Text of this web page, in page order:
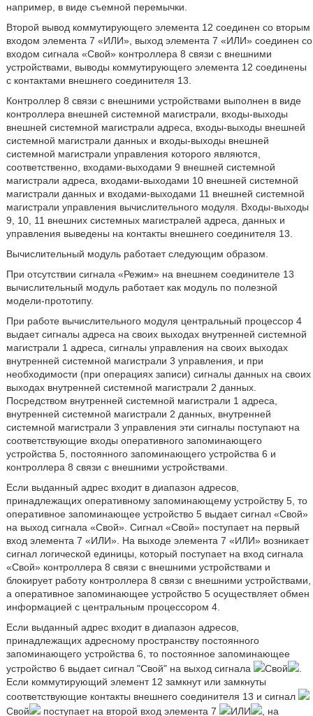
например, в виде съемной перемычки.
Второй вывод коммутирующего элемента 12 соединен со вторым
входом элемента 7 «ИЛИ», выход элемента 7 «ИЛИ» соединен со
входом сигнала «Свой» контроллера 8 связи с внешними
устройствами, выводы коммутирующего элемента 12 соединены
с контактами внешнего соединителя 13.
Контроллер 8 связи с внешними устройствами выполнен в виде
контроллера внешней системной магистрали, входы-выходы
внешней системной магистрали адреса, входы-выходы внешней
системной магистрали данных и входы-выходы внешней
системной магистрали управления которого являются,
соответственно, входами-выходами 9 внешней системной
магистрали адреса, входами-выходами 10 внешней системной
магистрали данных и входами-выходами 11 внешней системной
магистрали управления вычислительного модуля. Входы-выходы
9, 10, 11 внешних системных магистралей адреса, данных и
управления выведены на контакты внешнего соединителя 13.
Вычислительный модуль работает следующим образом.
При отсутствии сигнала «Режим» на внешнем соединителе 13
вычислительный модуль работает как модуль по полезной
модели-прототипу.
При работе вычислительного модуля центральный процессор 4
выдает сигналы адреса на своих выходах внутренней системной
магистрали 1 адреса, сигналы управления на своих выходах
внутренней системной магистрали 3 управления, и при
необходимости (при операциях записи) сигналы данных на своих
выходах внутренней системной магистрали 2 данных.
Посредством внутренней системной магистрали 1 адреса,
внутренней системной магистрали 2 данных, внутренней
системной магистрали 3 управления эти сигналы поступают на
соответствующие входы оперативного запоминающего
устройства 5, постоянного запоминающего устройства 6 и
контроллера 8 связи с внешними устройствами.
Если выданный адрес входит в диапазон адресов,
принадлежащих оперативному запоминающему устройству 5, то
оперативное запоминающее устройство 5 выдает сигнал «Свой»
на выход сигнала «Свой». Сигнал «Свой» поступает на первый
вход элемента 7 «ИЛИ». На выходе элемента 7 «ИЛИ» возникает
сигнал логической единицы, который поступает на вход сигнала
«Свой» контроллера 8 связи с внешними устройствами и
блокирует работу контроллера 8 связи с внешними устройствами,
а оперативное запоминающее устройство 5 осуществляет обмен
информацией с центральным процессором 4.
Если выданный адрес входит в диапазон адресов,
принадлежащих адресному пространству постоянного
запоминающего устройства 6, то постоянное запоминающее
устройство 6 выдает сигнал "Свой" на выход сигнала
Свой
.
Если коммутирующий элемент 12 замкнут или замкнуты
соответствующие контакты внешнего соединителя 13 и сигнал
Свой
поступает на второй вход элемента 7 ИЛИ , на